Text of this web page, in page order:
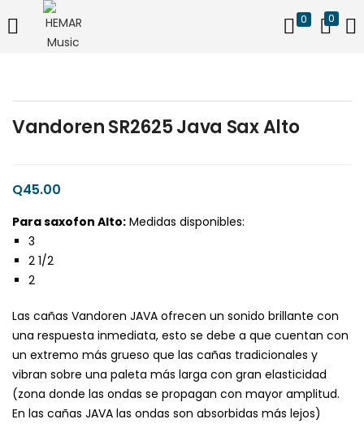
0 0
REGISTRO
Vandoren SR2625 Java Sax Alto
Q45.00
Para saxofon Alto: Medidas disponibles:
3
2 1/2
2
Las cañas Vandoren JAVA ofrecen un sonido brillante con
una respuesta inmediata, esto se debe a que cuentan con
un extremo más grueso que las cañas tradicionales y
vibran sobre una paleta más larga con gran elasticidad
(zona donde las ondas se propagan con mayor amplitud.
En las cañas JAVA las ondas son absorbidas más lejos)